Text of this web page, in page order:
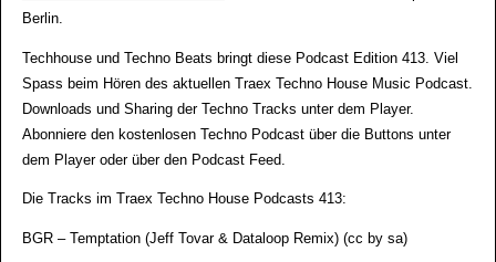
Berlin.
Techhouse und Techno Beats bringt diese Podcast Edition 413. Viel
Spass beim Hören des aktuellen Traex Techno House Music Podcast.
Downloads und Sharing der Techno Tracks unter dem Player.
Abonniere den kostenlosen Techno Podcast über die Buttons unter
dem Player oder über den Podcast Feed.
Die Tracks im Traex Techno House Podcasts 413:
BGR – Temptation (Jeff Tovar & Dataloop Remix) (cc by sa)